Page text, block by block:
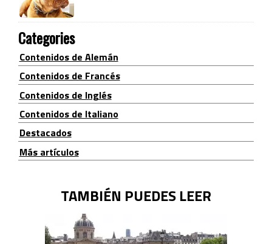
Categories
Contenidos de Alemán
Contenidos de Francés
Contenidos de Inglés
Contenidos de Italiano
Destacados
Más artículos
TAMBIÉN PUEDES LEER